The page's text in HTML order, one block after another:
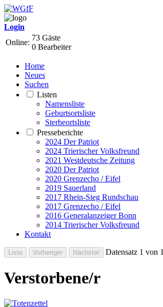
Login
Online:
73 Gäste
0 Bearbeiter
Home
Neues
Suchen
Listen
Namensliste
Geburtsortsliste
Sterbeortsliste
Presseberichte
2024 Der Patriot
2024 Trierischer Volksfreund
2021 Westdeutsche Zeitung
2020 Der Patriot
2020 Grenzecho / Eifel
2019 Sauerland
2017 Rhein-Sieg Rundschau
2017 Grenzecho / Eifel
2016 Generalanzeiger Bonn
2014 Trierischer Volksfreund
Kontakt
Datensatz 1 von 1
Verstorbene/r